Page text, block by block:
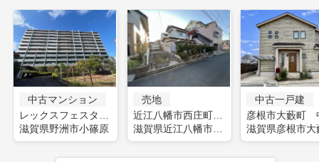
中古マンション
滋賀県野洲市小篠原
売地
近江八幡市西庄町 土地
滋賀県近江八幡市西庄町
中古一戸建
滋賀県彦根市大